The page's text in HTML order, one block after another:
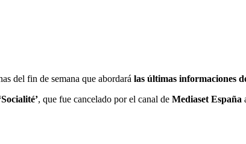
del fin de semana que abordará las últimas informaciones
, que fue cancelado por el canal de Mediaset España